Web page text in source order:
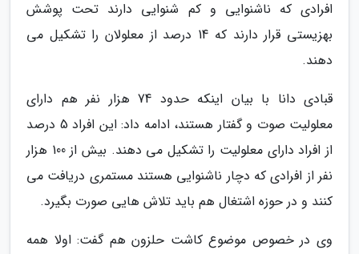
افرادی که ناشنوایی و کم شنوایی دارند تحت پوشش
بهزیستی قرار دارند که 14 درصد از معلولان را تشکیل می
دهند.
قبادی دانا با بیان اینکه حدود 74 هزار نفر هم دارای
معلولیت صوت و گفتار هستند، ادامه داد: این افراد 5 درصد
از افراد دارای معلولیت را تشکیل می دهند. بیش از 100 هزار
نفر از افرادی که دچار ناشنوایی هستند مستمری دریافت می
کنند و در حوزه اشتغال هم باید تلاش هایی صورت بگیرد.
وی در خصوص موضوع کاشت حلزون هم گفت: اولا همه